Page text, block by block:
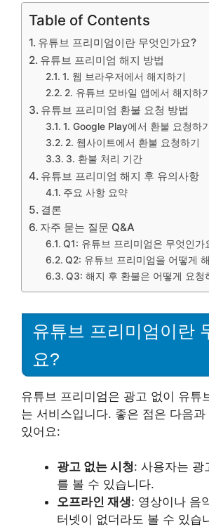
Table of Contents
유튜브 프리미엄이란 무엇인가요?
유튜브 프리미엄 해지 방법
1. 웹 브라우저에서 해지하기
2. 유튜브 모바일 앱에서 해지하
유튜브 프리미엄 환불 요청 방법
1. Google Play에서 환불 요청하
2. 웹사이트에서 환불 요청하기
3. 환불 처리 기간
유튜브 프리미엄 해지 후 유의사항
주요 사항 요약
결론
자주 묻는 질문 Q&A
Q1: 유튜브 프리미엄은 무엇인가
Q2: 유튜브 프리미엄을 어떻게
Q3: 해지 후 환불은 어떻게 요청
유튜브 프리미엄이란
요?
유튜브 프리미엄은 광고 없이 유튜
는 서비스입니다. 좋은 점은 다음과
있어요:
광고 없는 시청: 사용자는 광
를 볼 수 있습니다.
오프라인 재생: 영상이나 음
터넷이 없더라도 볼 수 있습